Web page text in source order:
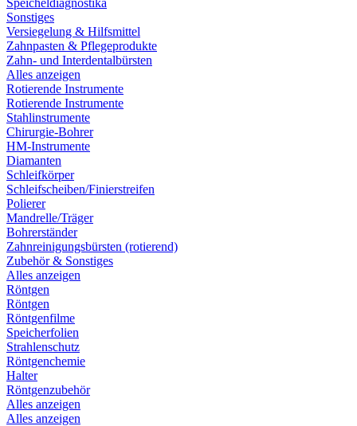
Speicheldiagnostika
Sonstiges
Versiegelung & Hilfsmittel
Zahnpasten & Pflegeprodukte
Zahn- und Interdentalbürsten
Alles anzeigen
Rotierende Instrumente
Rotierende Instrumente
Stahlinstrumente
Chirurgie-Bohrer
HM-Instrumente
Diamanten
Schleifkörper
Schleifscheiben/Finierstreifen
Polierer
Mandrelle/Träger
Bohrerständer
Zahnreinigungsbürsten (rotierend)
Zubehör & Sonstiges
Alles anzeigen
Röntgen
Röntgen
Röntgenfilme
Speicherfolien
Strahlenschutz
Röntgenchemie
Halter
Röntgenzubehör
Alles anzeigen
Alles anzeigen